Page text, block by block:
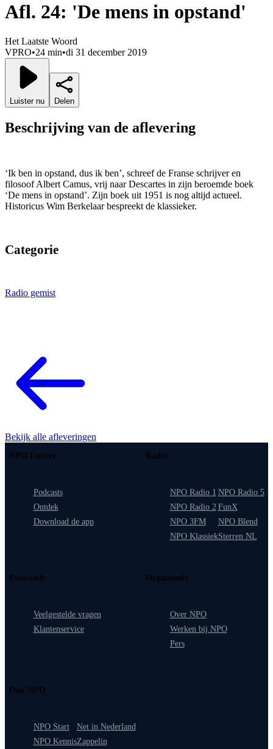
Afl. 24: 'De mens in opstand'
Het Laatste Woord
VPRO•24 min•di 31 december 2019
Luister nu Delen
Beschrijving van de aflevering
‘Ik ben in opstand, dus ik ben’, schreef de Franse schrijver en
filosoof Albert Camus, vrij naar Descartes in zijn beroemde boek
‘De mens in opstand’. Zijn boek uit 1951 is nog altijd actueel.
Historicus Wim Berkelaar bespreekt de klassieker.
Categorie
Radio gemist
Bekijk alle afleveringen
NPO Luister
Podcasts
Ontdek
Download de app
Radio
NPO Radio 1
NPO Radio 2
NPO 3FM
NPO Klassiek
NPO Radio 5
FunX
NPO Blend
Sterren NL
Praktisch
Veelgestelde vragen
Klantenservice
Organisatie
Over NPO
Werken bij NPO
Pers
Ook NPO
NPO Start
NPO Kennis
Net in Nederland
Zappelin